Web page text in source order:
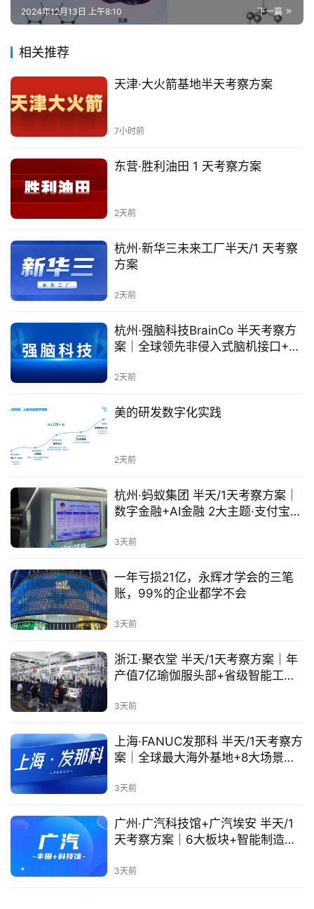
下一篇
2024年12月13日 上午8:10
相关推荐
天津·大火箭基地半天考察方案
7小时前
东营·胜利油田 1 天考察方案
2天前
杭州·新华三未来工厂半天/1 天考察
方案
2天前
杭州·强脑科技BrainCo 半天考察方
案｜全球领先非侵入式脑机接口+9
2天前
美的研发数字化实践
2天前
杭州·蚂蚁集团 半天/1天考察方案｜
数字金融+AI金融 2大主题·支付宝10
3天前
一年亏损21亿，永辉才学会的三笔
账，99%的企业都学不会
3天前
浙江·聚衣堂 半天/1天考察方案｜年
产值7亿瑜伽服头部+省级智能工厂
3天前
上海·FANUC发那科 半天/1天考察方
案｜全球最大海外基地+8大场景机
3天前
广州·广汽科技馆+广汽埃安 半天/1
天考察方案｜6大板块+智能制造工
3天前